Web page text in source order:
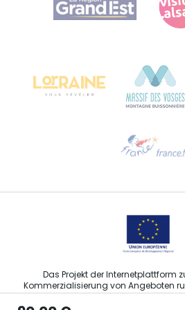
Bureau de Colmar
Sprechen Sie uns per
Das Projekt der Internetplattform
Kommerzialisierung von Angeboten
Kultur und Weintourismus in der